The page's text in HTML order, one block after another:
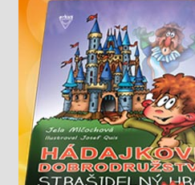
Predplatné
Pripravujeme
Pre školy
Knižný klub
Kontakt